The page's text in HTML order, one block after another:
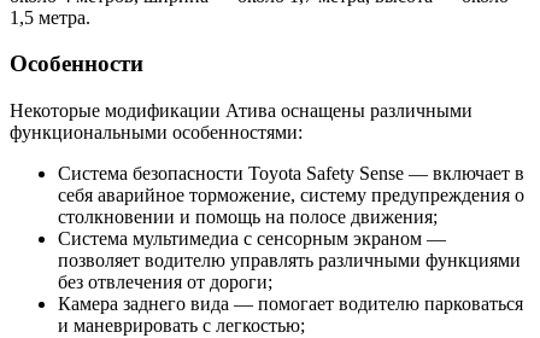
1,5 метра.
Особенности
Некоторые модификации Атива оснащены различными
функциональными особенностями:
Система безопасности Toyota Safety Sense — включает в
себя аварийное торможение, систему предупреждения о
столкновении и помощь на полосе движения;
Система мультимедиа с сенсорным экраном —
позволяет водителю управлять различными функциями
без отвлечения от дороги;
Камера заднего вида — помогает водителю парковаться
и маневрировать с легкостью;